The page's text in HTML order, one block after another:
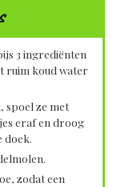
3 ingrediënten
ruim koud water
spoel ze met
eraf en droog
doek.
zodat een